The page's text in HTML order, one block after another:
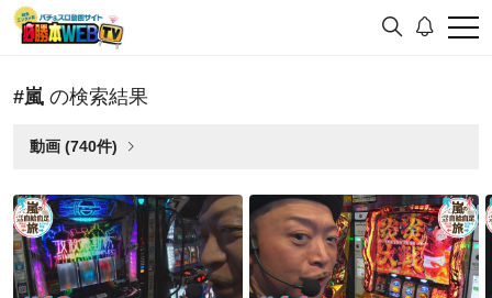
#嵐 の検索結果
動画 (740件)
嵐のパチスロ自給自足旅 #62 嵐のパチスロ自給自足旅 #61